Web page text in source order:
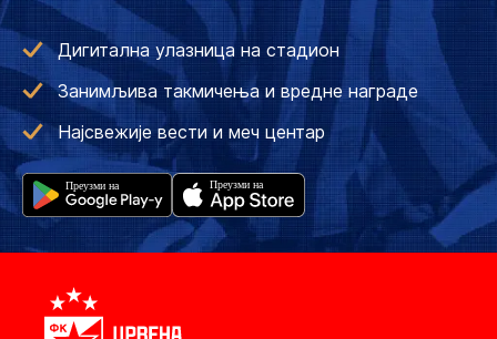
Дигитална улазница на стадион
Занимљива такмичења и вредне награде
Најсвежије вести и меч центар